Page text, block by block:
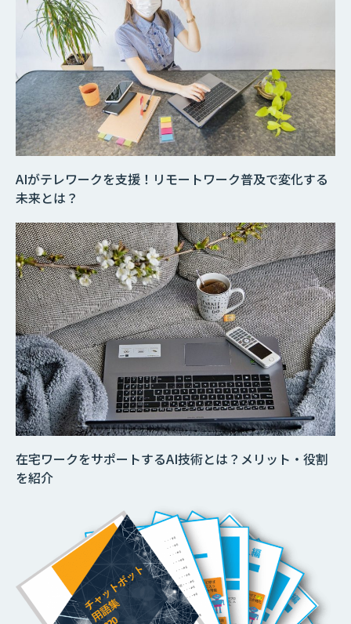
AIがテレワークを支援！リモートワーク普及で変化する
未来とは？
在宅ワークをサポートするAI技術とは？メリット・役割
を紹介